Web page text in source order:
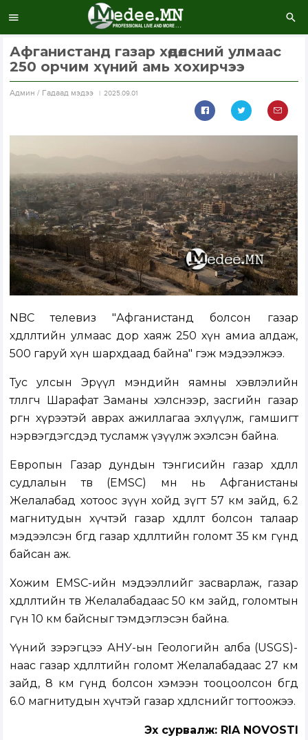
Афганистанд газар хөдөлсний улмаас
250 орчим хүний амь хохирчээ
Aдмин / Гадаад мэдээ 2025.09.01
NBC телевиз "Афганистанд болсон газар
хөдлөлтийн улмаас дор хаяж 250 хүн амиа алдаж,
500 гаруй хүн шархдаад байна" гэж мэдээлжээ.
Тус улсын Эрүүл мэндийн яамны хэвлэлийн
төлөөлөгч Шарафат Заманы хэлснээр, засгийн газар
өргөн хүрээтэй аврах ажиллагаа эхлүүлж, гамшигт
нэрвэгдэгсдэд тусламж үзүүлж эхэлсэн байна.
Европын Газар дундын тэнгисийн газар хөдлөл
судлалын төв (EMSC) өмнө нь Афганистаны
Желалабад хотоос зүүн хойд зүгт 57 км зайд, 6.2
магнитудын хүчтэй газар хөдлөлт болсон талаар
мэдээлсэн бөгөөд газар хөдлөлтийн голомт 35 км гүнд
байсан аж.
Хожим EMSC-ийн мэдээллийг засварлаж, газар
хөдлөлтийн төв Желалабадаас 50 км зайд, голомтын
гүн 10 км байсныг тэмдэглэсэн байна.
Үүний зэрэгцээ АНУ-ын Геологийн алба (USGS)-
наас газар хөдлөлтийн голомт Желалабадаас 27 км
зайд, 8 км гүнд болсон хэмээн тооцоолсон бөгөөд
6.0 магнитудын хүчтэй газар хөдөлснийг тогтоожээ.
Эх сурвалж: RIA NOVOSTI